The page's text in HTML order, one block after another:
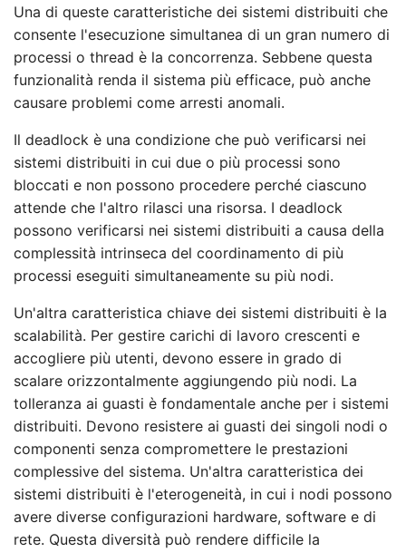
Una di queste caratteristiche dei sistemi distribuiti che
consente l'esecuzione simultanea di un gran numero di
processi o thread è la concorrenza. Sebbene questa
funzionalità renda il sistema più efficace, può anche
causare problemi come arresti anomali.
Il deadlock è una condizione che può verificarsi nei
sistemi distribuiti in cui due o più processi sono
bloccati e non possono procedere perché ciascuno
attende che l'altro rilasci una risorsa. I deadlock
possono verificarsi nei sistemi distribuiti a causa della
complessità intrinseca del coordinamento di più
processi eseguiti simultaneamente su più nodi.
Un'altra caratteristica chiave dei sistemi distribuiti è la
scalabilità. Per gestire carichi di lavoro crescenti e
accogliere più utenti, devono essere in grado di
scalare orizzontalmente aggiungendo più nodi. La
tolleranza ai guasti è fondamentale anche per i sistemi
distribuiti. Devono resistere ai guasti dei singoli nodi o
componenti senza compromettere le prestazioni
complessive del sistema. Un'altra caratteristica dei
sistemi distribuiti è l'eterogeneità, in cui i nodi possono
avere diverse configurazioni hardware, software e di
rete. Questa diversità può rendere difficile la